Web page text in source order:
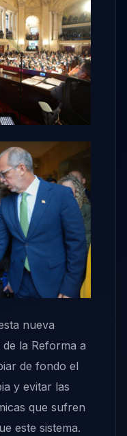
nueva
la Reforma a
de fondo el
y evitar las
que sufren
este sistema.